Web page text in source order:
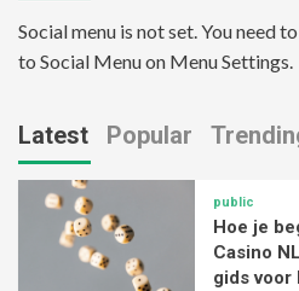
Social menu is not set. You need
to Social Menu on Menu Settings.
Latest Popular
public
Hoe je
Casino
gids voor